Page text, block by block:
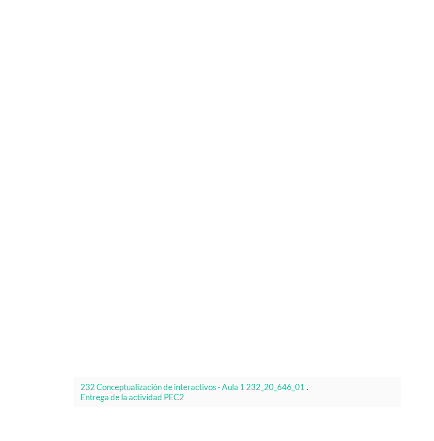
232 Conceptualización de interactivos - Aula 1 232_20_646_01 .
Entrega de la actividad PEC2